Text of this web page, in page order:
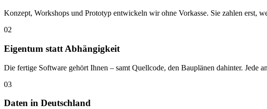
Konzept, Workshops und Prototyp entwickeln wir ohne Vorkasse. Sie zahlen erst,
02
Eigentum statt Abhängigkeit
Die fertige Software gehört Ihnen – samt Quellcode, den Bauplänen dahinter. Jede
03
Daten in Deutschland